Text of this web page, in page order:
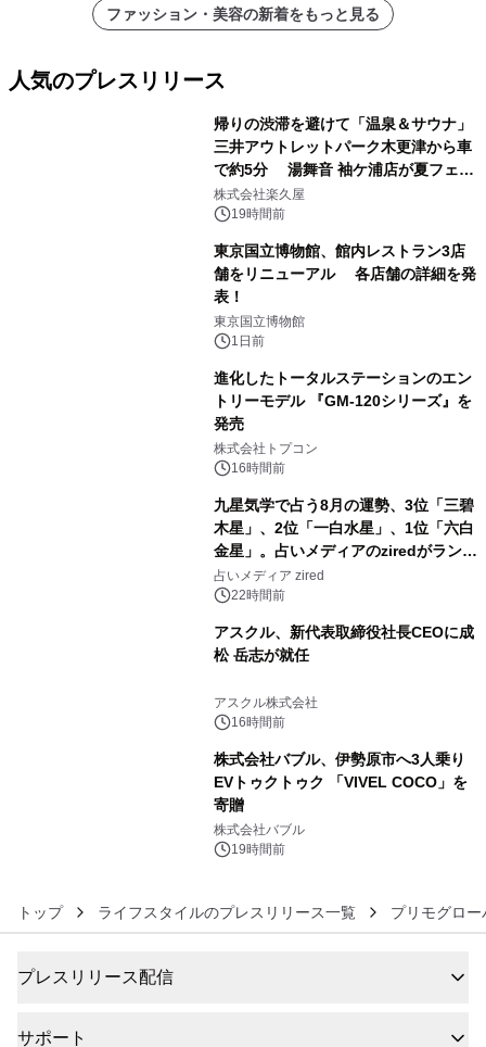
ファッション・美容の新着をもっと見る
人気のプレスリリース
帰りの渋滞を避けて「温泉＆サウナ」
三井アウトレットパーク木更津から車
で約5分 湯舞音 袖ケ浦店が夏フェア
メニューを提供
株式会社楽久屋
19時間前
東京国立博物館、館内レストラン3店
舗をリニューアル 各店舗の詳細を発
表！
東京国立博物館
1日前
進化したトータルステーションのエン
トリーモデル 『GM-120シリーズ』を
発売
株式会社トプコン
16時間前
九星気学で占う8月の運勢、3位「三碧
木星」、2位「一白水星」、1位「六白
金星」。占いメディアのziredがランキ
ングを発表
占いメディア zired
22時間前
アスクル、新代表取締役社長CEOに成
松 岳志が就任
アスクル株式会社
16時間前
株式会社バブル、伊勢原市へ3人乗り
EVトゥクトゥク 「VIVEL COCO」を
寄贈
株式会社バブル
19時間前
トップ ライフスタイルのプレスリリース一覧 プリモグロ
プレスリリース配信
サポート